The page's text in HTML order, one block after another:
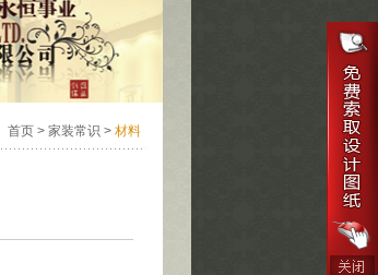
首页> 家装常识 > 材料